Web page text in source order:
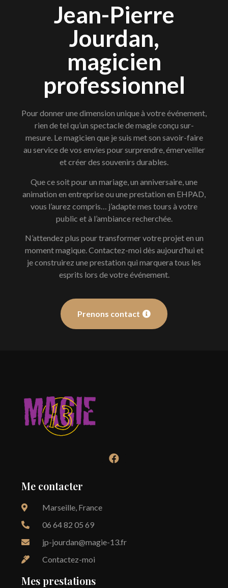
Jean-Pierre
Jourdan,
magicien
professionnel
Pour donner une dimension unique à votre événement,
rien de tel qu’un spectacle de magie conçu sur-
mesure. Le magicien que je suis met son savoir-faire
au service de vos envies pour surprendre, émerveiller
et créer des souvenirs durables.
Que ce soit pour un mariage, un anniversaire, une
animation en entreprise ou une prestation en EHPAD,
vous l’aurez compris… j’adapte mes tours à votre
public et à l’ambiance recherchée.
N’attendez plus pour transformer votre projet en un
moment magique. Contactez-moi dès aujourd’hui et
je construirez une prestation qui marquera tous les
esprits lors de votre événement.
Prenons contact
Me contacter
Marseille, France
06 64 82 05 69
jp-jourdan@magie-13.fr
Contactez-moi
Mes prestations